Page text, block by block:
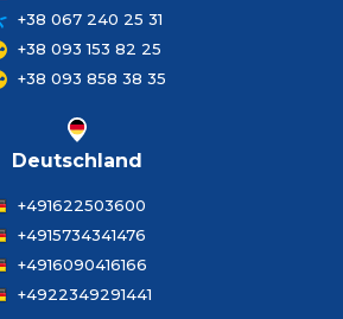
+38 067 240 25 31
+38 093 153 82 25
+38 093 858 38 35
Deutschland
+491622503600
+4915734341476
+4916090416166
+4922349291441